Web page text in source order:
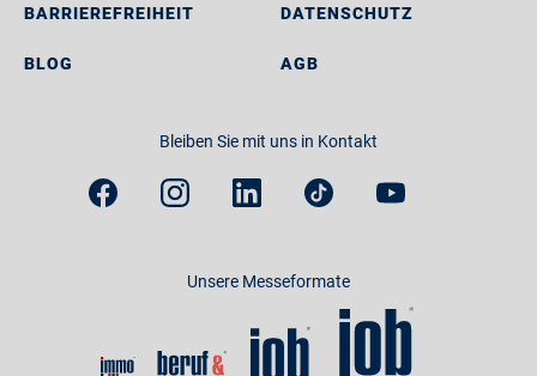
BARRIEREFREIHEIT
BLOG
DATENSCHUTZ
AGB
Bleiben Sie mit uns in Kontakt
Unsere Messeformate